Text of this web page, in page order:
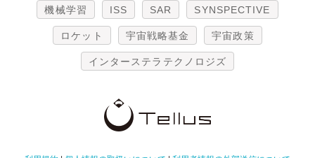
機械学習 ISS SAR SYNSPECTIVE
ロケット 宇宙戦略基金 宇宙政策
インターステラテクノロジズ